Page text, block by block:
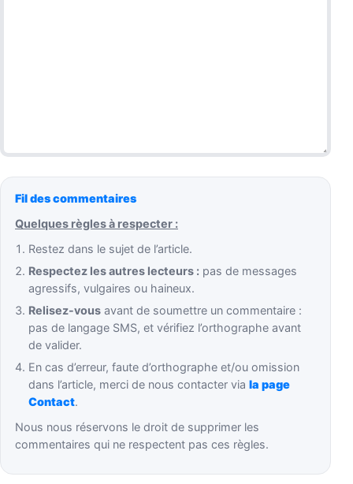
Fil des commentaires
Quelques règles à respecter :
Restez dans le sujet de l’article.
Respectez les autres lecteurs : pas de messages
agressifs, vulgaires ou haineux.
Relisez-vous avant de soumettre un commentaire :
pas de langage SMS, et vérifiez l’orthographe avant
de valider.
En cas d’erreur, faute d’orthographe et/ou omission
dans l’article, merci de nous contacter viala page
Contact.
Nous nous réservons le droit de supprimer les
commentaires qui ne respectent pas ces règles.